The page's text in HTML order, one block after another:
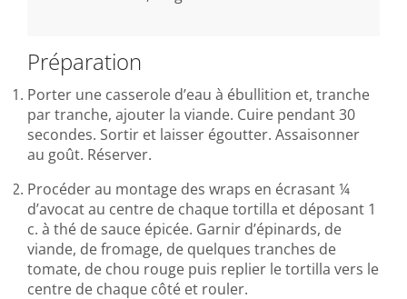
Préparation
Porter une casserole d’eau à ébullition et, tranche
par tranche, ajouter la viande. Cuire pendant 30
secondes. Sortir et laisser égoutter. Assaisonner
au goût. Réserver.
Procéder au montage des wraps en écrasant ¼
d’avocat au centre de chaque tortilla et déposant 1
c. à thé de sauce épicée. Garnir d’épinards, de
viande, de fromage, de quelques tranches de
tomate, de chou rouge puis replier le tortilla vers le
centre de chaque côté et rouler.